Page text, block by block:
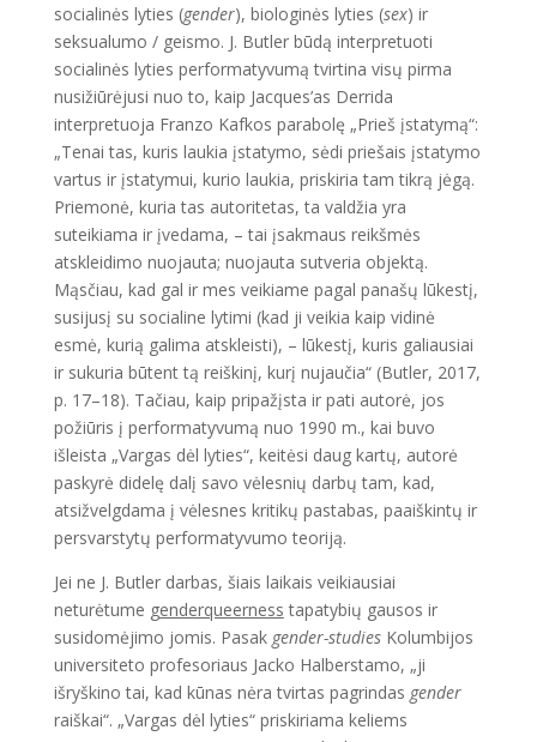
socialinės lyties (gender), biologinės lyties (sex) ir
seksualumo / geismo. J. Butler būdą interpretuoti
socialinės lyties performatyvumą tvirtina visų pirma
nusižiūrėjusi nuo to, kaip Jacques’as Derrida
interpretuoja Franzo Kafkos parabolę „Prieš įstatymą“:
„Tenai tas, kuris laukia įstatymo, sėdi priešais įstatymo
vartus ir įstatymui, kurio laukia, priskiria tam tikrą jėgą.
Priemonė, kuria tas autoritetas, ta valdžia yra
suteikiama ir įvedama, – tai įsakmaus reikšmės
atskleidimo nuojauta; nuojauta sutveria objektą.
Mąsčiau, kad gal ir mes veikiame pagal panašų lūkestį,
susijusį su socialine lytimi (kad ji veikia kaip vidinė
esmė, kurią galima atskleisti), – lūkestį, kuris galiausiai
ir sukuria būtent tą reiškinį, kurį nujaučia“ (Butler, 2017,
p. 17–18). Tačiau, kaip pripažįsta ir pati autorė, jos
požiūris į performatyvumą nuo 1990 m., kai buvo
išleista „Vargas dėl lyties“, keitėsi daug kartų, autorė
paskyrė didelę dalį savo vėlesnių darbų tam, kad,
atsižvelgdama į vėlesnes kritikų pastabas, paaiškintų ir
persvarstytų performatyvumo teoriją.
Jei ne J. Butler darbas, šiais laikais veikiausiai
neturėtume genderqueerness tapatybių gausos ir
susidomėjimo jomis. Pasak gender-studiesKolumbijos
universiteto profesoriaus Jacko Halberstamo, „ji
išryškino tai, kad kūnas nėra tvirtas pagrindas gender
raiškai“. „Vargas dėl lyties“ priskiriama keliems